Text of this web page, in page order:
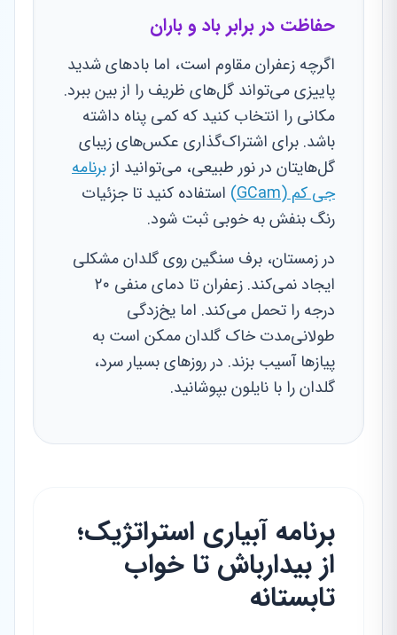
حفاظت در برابر باد و باران
اگرچه زعفران مقاوم است، اما بادهای شدید
پاییزی می‌تواند گل‌های ظریف را از بین ببرد.
مکانی را انتخاب کنید که کمی پناه داشته
باشد. برای اشتراک‌گذاری عکس‌های زیبای
گل‌هایتان در نور طبیعی، می‌توانید از برنامه
جی کم (GCam)
استفاده کنید تا جزئیات
رنگ بنفش به خوبی ثبت شود.
در زمستان، برف سنگین روی گلدان مشکلی
ایجاد نمی‌کند. زعفران تا دمای منفی ۲۰
درجه را تحمل می‌کند. اما یخ‌زدگی
طولانی‌مدت خاک گلدان ممکن است به
پیازها آسیب بزند. در روزهای بسیار سرد،
گلدان را با نایلون بپوشانید.
برنامه آبیاری استراتژیک؛
از بیدارباش تا خواب
تابستانه